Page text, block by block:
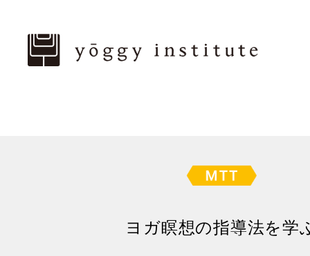
ヨガ瞑想の指導法を学